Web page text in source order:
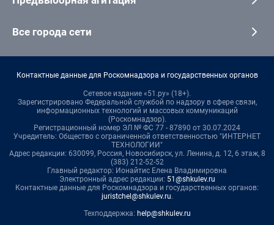
Все города сети
Контактные данные для Роскомнадзора и государственных органов
Сетевое издание «51.ру» (18+).
Зарегистрировано Федеральной службой по надзору в сфере связи,
информационных технологий и массовых коммуникаций
(Роскомнадзор).
Регистрационный номер ЭЛ № ФС 77 - 87890 от 30.07.2024
Учредитель: Общество с ограниченной ответственностью "ИНТЕРНЕТ
ТЕХНОЛОГИИ"
Адрес редакции: 630099, Россия, Новосибирск, ул. Ленина, д. 12, 6 этаж, 8
(383) 212-52-52
Главный редактор: Ионайтис Елена Владимировна
Электронный адрес редакции: 51@shkulev.ru
Контактные данные для Роскомнадзора и государственных органов:
juristchel@shkulev.ru.
Техподдержка: help@shkulev.ru